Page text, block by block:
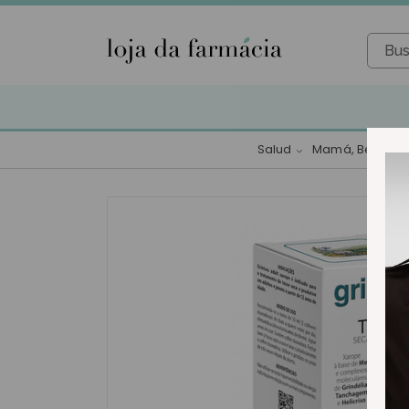
Salud Toggle dropdown
Mamá, Bebé y